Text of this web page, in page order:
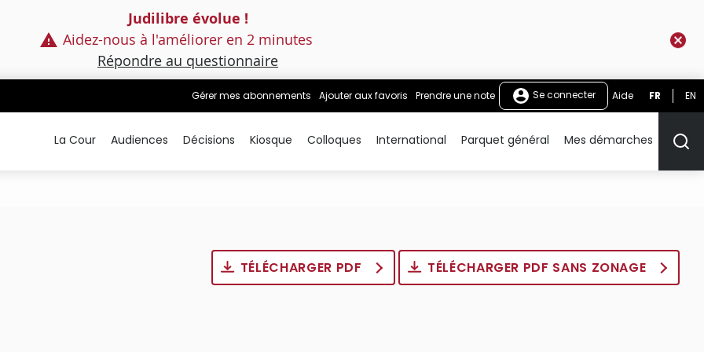
Judilibre évolue !
Aidez-nous à l'améliorer en 2 minutes
Répondre au questionnaire
Gérer mes abonnements Ajouter aux favoris Prendre une note Se connecter Aide FR EN
La Cour Audiences Décisions Kiosque Colloques International Parquet général Mes démarches
TÉLÉCHARGER PDF TÉLÉCHARGER PDF SANS ZONAGE